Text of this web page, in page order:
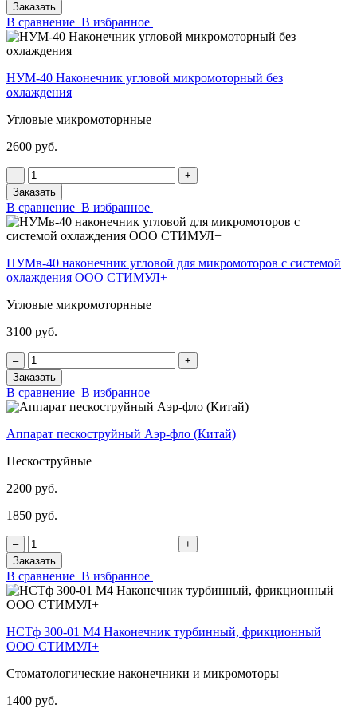
Заказать
В сравнение В избранное
НУМ-40 Наконечник угловой микромоторный без
охлаждения
Угловые микромоторнные
2600 руб.
‒
+
Заказать
В сравнение В избранное
НУМв-40 наконечник угловой для микромоторов с системой
охлаждения ООО СТИМУЛ+
Угловые микромоторнные
3100 руб.
‒
+
Заказать
В сравнение В избранное
Аппарат пескоструйный Аэр-фло (Китай)
Пескоструйные
2200 руб.
1850 руб.
‒
+
Заказать
В сравнение В избранное
НСТф 300-01 М4 Наконечник турбинный, фрикционный
ООО СТИМУЛ+
Стоматологические наконечники и микромоторы
1400 руб.